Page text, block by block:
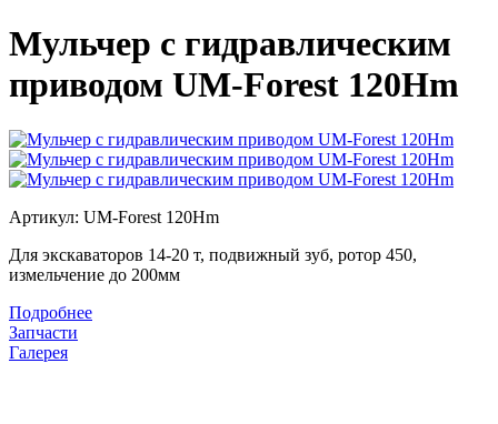
Мульчер с гидравлическим
приводом UM-Forest 120Hm
Артикул: UM-Forest 120Hm
Для экскаваторов 14-20 т, подвижный зуб, ротор 450,
измельчение до 200мм
Подробнее
Цена:
Цена по запросу
Запчасти
Галерея